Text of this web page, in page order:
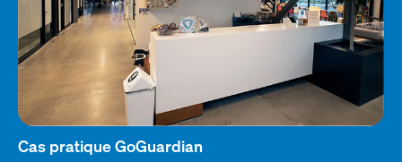
Cas pratique GoGuardian